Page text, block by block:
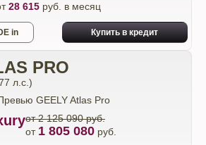
28 615руб. в месяц
in Купить в кредит
PRO
л.с.)
от 2 125 090 руб.
от 1 805 080 руб.